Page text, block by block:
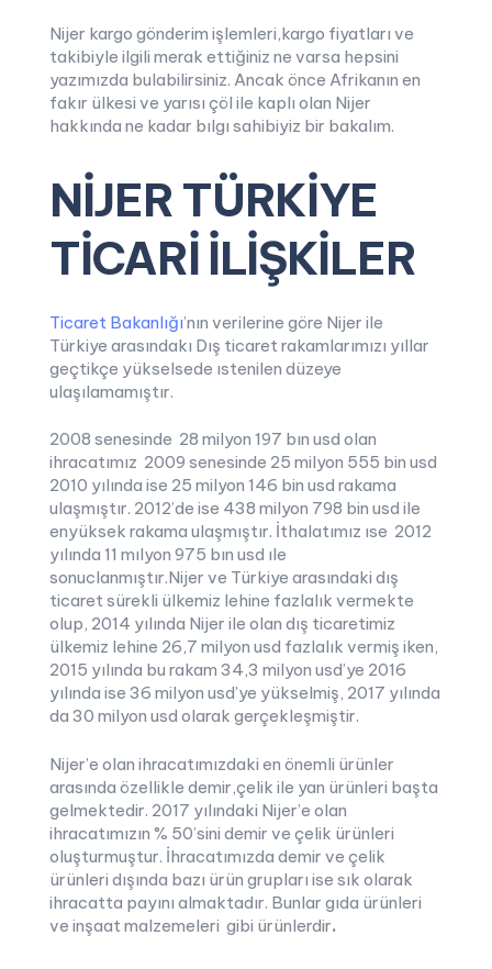
Nijer kargo gönderim işlemleri,kargo fiyatları ve
takibiyle ilgili merak ettiğiniz ne varsa hepsini
yazımızda bulabilirsiniz. Ancak önce Afrikanın en
fakır ülkesi ve yarısı çöl ile kaplı olan Nijer
hakkında ne kadar bılgı sahibiyiz bir bakalım.
NİJER TÜRKİYE
TİCARİ İLİŞKİLER
Ticaret Bakanlığı’nın verilerine göre Nijer ile
Türkiye arasındakı Dış ticaret rakamlarımızı yıllar
geçtikçe yükselsede ıstenilen düzeye
ulaşılamamıştır.
2008 senesinde 28 milyon 197 bın usd olan
ihracatımız 2009 senesinde 25 milyon 555 bin usd
2010 yılında ise 25 milyon 146 bin usd rakama
ulaşmıştır. 2012’de ise 438 milyon 798 bin usd ile
enyüksek rakama ulaşmıştır. İthalatımız ıse 2012
yılında 11 mılyon 975 bın usd ıle
sonuclanmıştır.Nijer ve Türkiye arasındaki dış
ticaret sürekli ülkemiz lehine fazlalık vermekte
olup, 2014 yılında Nijer ile olan dış ticaretimiz
ülkemiz lehine 26,7 milyon usd fazlalık vermiş iken,
2015 yılında bu rakam 34,3 milyon usd’ye 2016
yılında ise 36 milyon usd’ye yükselmiş, 2017 yılında
da 30 milyon usd olarak gerçekleşmiştir.
Nijer’e olan ihracatımızdaki en önemli ürünler
arasında özellikle demir,çelik ile yan ürünleri başta
gelmektedir. 2017 yılındaki Nijer’e olan
ihracatımızın % 50’sini demir ve çelik ürünleri
oluşturmuştur. İhracatımızda demir ve çelik
ürünleri dışında bazı ürün grupları ise sık olarak
ihracatta payını almaktadır. Bunlar gıda ürünleri
ve inşaat malzemeleri gibi ürünlerdir.